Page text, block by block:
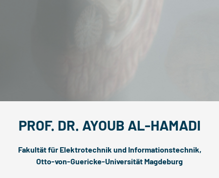
PROF. DR. AYOUB AL-HAMADI
Fakultät für Elektrotechnik und Informationstechnik,
Otto-von-Guericke-Universität Magdeburg